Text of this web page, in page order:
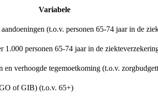
Variabele
(t.o.v. personen 65-74 jaar in de
1.000 personen 65-74 jaar in de
en verhoogde tegemoetkoming (t.o.v.
of GIB) (t.o.v. 65+)